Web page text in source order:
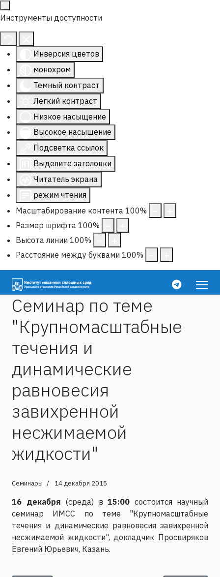
Инструменты доступности
Инверсия цветов
монохром
Темный контраст
Легкий контраст
Низкое насыщение
Высокое насыщение
Подсветка ссылок
Выделите заголовки
Читатель экрана
режим чтения
Масштабирование контента 100%
Размер шрифта 100%
Высота линии 100%
Расстояние между буквами 100%
Семинар по теме
"Крупномасштабные
течения и
динамические
равновесия
завихренной
несжимаемой
жидкости"
Семинары 14 декабря 2015
16 декабря (среда) в 15:00 состоится научный
семинар ИМСС по теме "Крупномасштабные
течения и динамические равновесия завихренной
несжимаемой жидкости", докладчик Просвиряков
Евгений Юрьевич, Казань.